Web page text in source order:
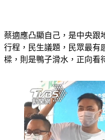
行程，民生議題，民眾最有
樑，則是鴨子滑水，正向看